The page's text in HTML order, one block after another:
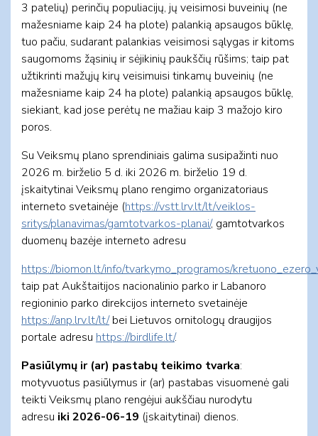
3 patelių) perinčių populiacijų, jų veisimosi buveinių (ne
mažesniame kaip 24 ha plote) palankią apsaugos būklę,
tuo pačiu, sudarant palankias veisimosi sąlygas ir kitoms
saugomoms žąsinių ir sėjikinių paukščių rūšims; taip pat
užtikrinti mažųjų kirų veisimuisi tinkamų buveinių (ne
mažesniame kaip 24 ha plote) palankią apsaugos būklę,
siekiant, kad jose perėtų ne mažiau kaip 3 mažojo kiro
poros.
Su Veiksmų plano sprendiniais galima susipažinti nuo
2026 m. birželio 5 d. iki 2026 m. birželio 19 d.
įskaitytinai Veiksmų plano rengimo organizatoriaus
interneto svetainėje (https://vstt.lrv.lt/lt/veiklos-
sritys/planavimas/gamtotvarkos-planai/, gamtotvarkos
duomenų bazėje interneto adresu
https://biomon.lt/info/tvarkymo_programos/
taip pat Aukštaitijos nacionalinio parko ir Labanoro
regioninio parko direkcijos interneto svetainėje
https://anp.lrv.lt/lt/bei Lietuvos ornitologų draugijos
portale adresu https://birdlife.lt/.
Pasiūlymų ir (ar) pastabų teikimo tvarka:
motyvuotus pasiūlymus ir (ar) pastabas visuomenė gali
teikti Veiksmų plano rengėjui aukščiau nurodytu
adresu iki 2026-06-19 (įskaitytinai) dienos.